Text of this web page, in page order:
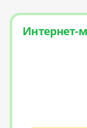
Интернет-